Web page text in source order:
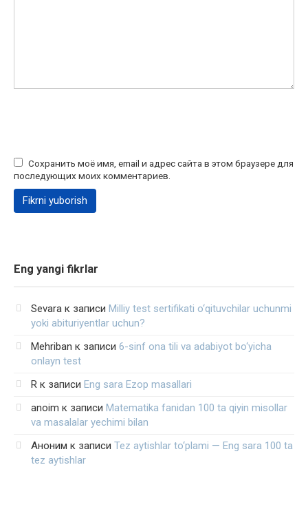
Сохранить моё имя, email и адрес сайта в этом браузере для
последующих моих комментариев.
Eng yangi fikrlar
Sevara к записи Milliy test sertifikati o‘qituvchilar uchunmi
yoki abituriyentlar uchun?
Mehriban к записи 6-sinf ona tili va adabiyot bo‘yicha
onlayn test
R к записи Eng sara Ezop masallari
anoim к записи Matematika fanidan 100 ta qiyin misollar
va masalalar yechimi bilan
Аноним к записи Tez aytishlar to‘plami — Eng sara 100 ta
tez aytishlar